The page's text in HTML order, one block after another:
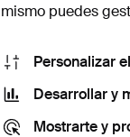
mismo puedes
Personalizar
Desarrollar y
Mostrarte y